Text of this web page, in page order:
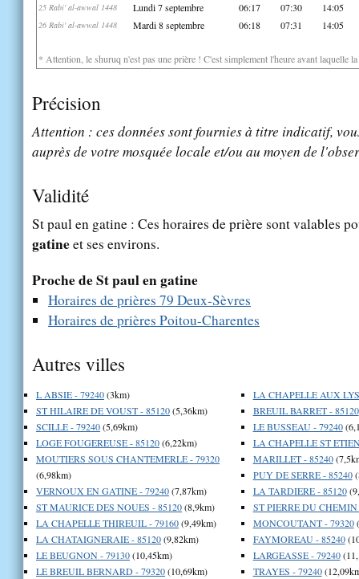
25 Rabi' al-awwal 1448 Lundi 7 septembre 06:17 07:30 14:05
26 Rabi' al-awwal 1448 Mardi 8 septembre 06:18 07:31 14:05
* Attention, le shuruq n'est pas une prière ! C'est simplement l'heure avant laquelle
Précision
Attention : ces données sont fournies à titre indicatif,
auprès de votre mosquée locale et/ou au moyen de
Validité
St paul en gatine : Ces horaires de prière sont valables
gatineet ses environs.
Proche de St paul en gatine
Horaires de prières 79 Deux-Sèvres
Horaires de prières Poitou-Charentes
Autres villes
L ABSIE - 79240(3km)
ST HILAIRE DE VOUST - 85120(5,36km)
SCILLE - 79240(5,69km)
LOGE FOUGEREUSE - 85120(6,22km)
MOUTIERS SOUS CHANTEMERLE - 79320
(6,98km)
VERNOUX EN GATINE - 79240(7,87km)
ST MAURICE DES NOUES - 85120(8,9km)
LA CHAPELLE THIREUIL - 79160(9,49km)
LA CHATAIGNERAIE - 85120(9,82km)
LE BEUGNON - 79130(10,45km)
LE BREUIL BERNARD - 79320(10,69km)
LA CHAPELLE AUX
BREUIL BARRET - 85120
LE BUSSEAU - 79240
LA CHAPELLE ST
MARILLET - 85240
PUY DE SERRE - 85240
LA TARDIERE - 85120
ST PIERRE DU CHEMIN
MONCOUTANT - 79320
FAYMOREAU - 85240
LARGEASSE - 79240
TRAYES - 79240